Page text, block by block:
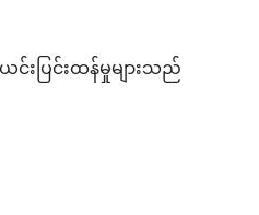
င်းပြင်းထန်မှုများသည်